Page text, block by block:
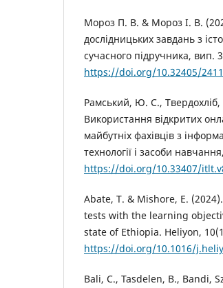
Мороз П. В. & Мороз І. В.
дослідницьких завдань з
сучасного підручника, вип.
https://doi.org/10.32405/
Рамський, Ю. С.,
Використання відкритих
майбутніх фахівців з
технології і засоби
https://doi.org/10.33407/
Abate, T. & Mishore, E.
tests with the learning
state of Ethiopia. Heliyon,
https://doi.org/10.1016/
Bali, C., Tasdelen, B., Bandi,